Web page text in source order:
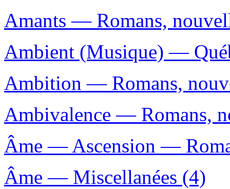
Amants — Romans,
Ambient (Musique) —
Ambition — Romans,
Ambivalence — Romans,
Âme — Ascension —
Âme — Miscellanées (4)